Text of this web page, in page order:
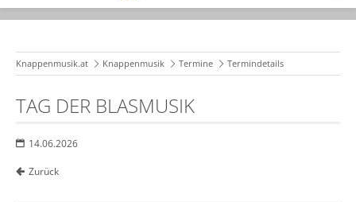
Knappenmusik.at Knappenmusik Termine Termindetails
TAG DER BLASMUSIK
14.06.2026
Zurück